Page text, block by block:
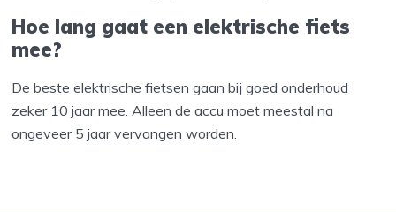
Hoe lang gaat een elektrische fiets
mee?
De beste elektrische fietsen gaan bij goed onderhoud
zeker 10 jaar mee. Alleen de accu moet meestal na
ongeveer 5 jaar vervangen worden.